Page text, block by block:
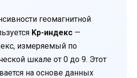
геомагнитной
Kp-индекс —
измеряемый по
шкале от 0 до 9. Этот
на основе данных